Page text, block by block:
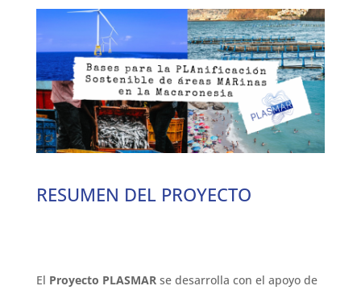
RESUMEN DEL PROYECTO
El Proyecto PLASMARse desarrolla con el apoyo de